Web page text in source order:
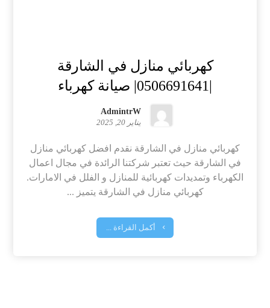
كهربائي منازل في الشارقة
|0506691641| صيانة كهرباء
AdmintrW
يناير 20, 2025
كهربائي منازل في الشارقة نقدم افضل كهربائي منازل
في الشارقة حيث تعتبر شركتنا الرائدة في مجال اعمال
الكهرباء وتمديدات كهربائية للمنازل و الفلل في الامارات.
كهربائي منازل في الشارقة يتميز ...
أكمل القراءة ...